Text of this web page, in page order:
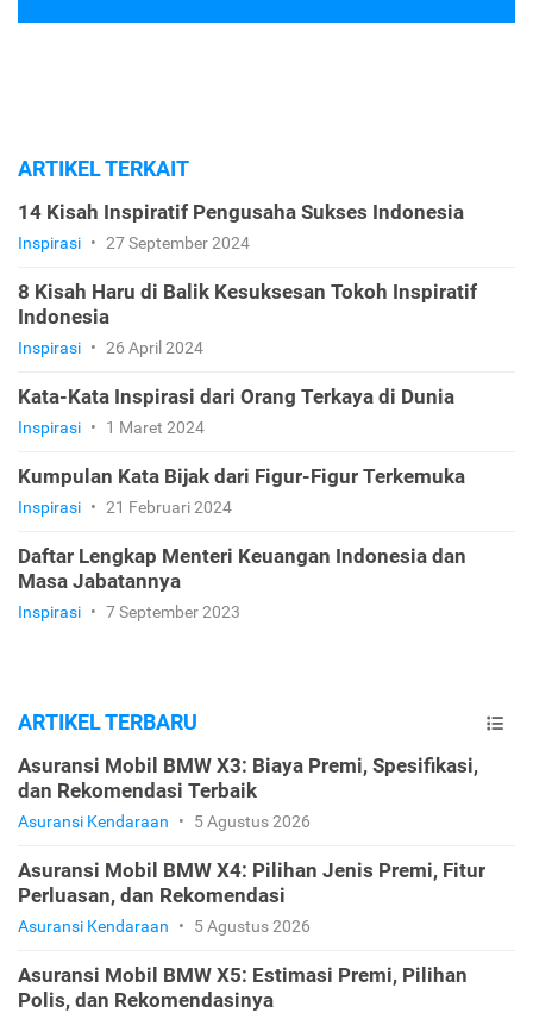
ARTIKEL TERKAIT
14 Kisah Inspiratif Pengusaha Sukses Indonesia
Inspirasi • 27 September 2024
8 Kisah Haru di Balik Kesuksesan Tokoh Inspiratif
Indonesia
Inspirasi • 26 April 2024
Kata-Kata Inspirasi dari Orang Terkaya di Dunia
Inspirasi • 1 Maret 2024
Kumpulan Kata Bijak dari Figur-Figur Terkemuka
Inspirasi • 21 Februari 2024
Daftar Lengkap Menteri Keuangan Indonesia dan
Masa Jabatannya
Inspirasi • 7 September 2023
ARTIKEL TERBARU
Asuransi Mobil BMW X3: Biaya Premi, Spesifikasi,
dan Rekomendasi Terbaik
Asuransi Kendaraan • 5 Agustus 2026
Asuransi Mobil BMW X4: Pilihan Jenis Premi, Fitur
Perluasan, dan Rekomendasi
Asuransi Kendaraan • 5 Agustus 2026
Asuransi Mobil BMW X5: Estimasi Premi, Pilihan
Polis, dan Rekomendasinya